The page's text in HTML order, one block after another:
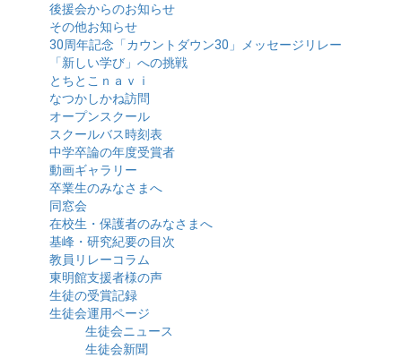
後援会からのお知らせ
その他お知らせ
30周年記念「カウントダウン30」メッセージリレー
「新しい学び」への挑戦
とちとこｎａｖｉ
なつかしかね訪問
オープンスクール
スクールバス時刻表
中学卒論の年度受賞者
動画ギャラリー
卒業生のみなさまへ
同窓会
在校生・保護者のみなさまへ
基峰・研究紀要の目次
教員リレーコラム
東明館支援者様の声
生徒の受賞記録
生徒会運用ページ
生徒会ニュース
生徒会新聞